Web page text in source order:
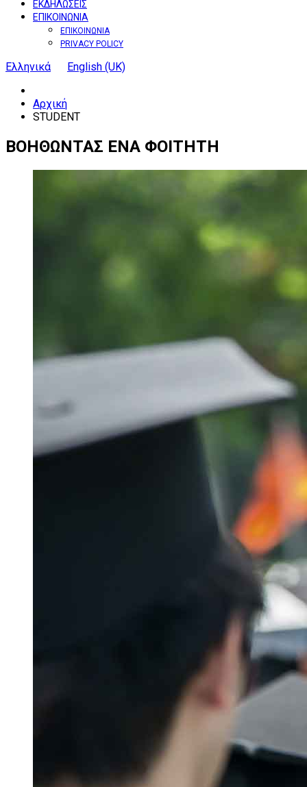
ΕΚΔΗΛΩΣΕΙΣ
ΕΠΙΚΟΙΝΩΝΙΑ
ΕΠΙΚΟΙΝΩΝΙΑ
PRIVACY POLICY
Ελληνικά English (UK)
Αρχική
STUDENT
ΒΟΗΘΩΝΤΑΣ ΕΝΑ ΦΟΙΤΗΤΗ